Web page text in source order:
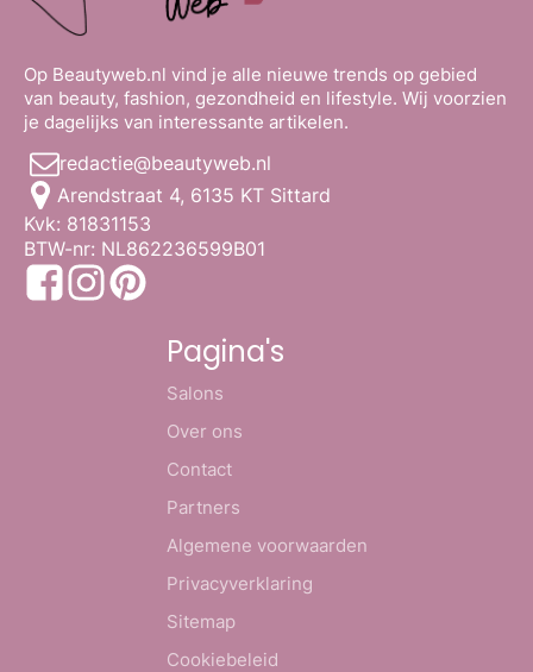
Op Beautyweb.nl vind je alle nieuwe trends op gebied
van beauty, fashion, gezondheid en lifestyle. Wij voorzien
je dagelijks van interessante artikelen.
redactie@beautyweb.nl
Arendstraat 4, 6135 KT Sittard
Kvk: 81831153
BTW-nr: NL862236599B01
Pagina's
Salons
Over ons
Contact
Partners
Algemene voorwaarden
Privacyverklaring
Sitemap
Cookiebeleid